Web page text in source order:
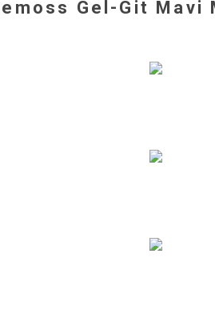
Gel-Git Mavi